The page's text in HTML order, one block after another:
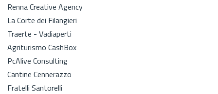
Renna Creative Agency
La Corte dei Filangieri
Traerte - Vadiaperti
Agriturismo CashBox
PcAlive Consulting
Cantine Cennerazzo
Fratelli Santorelli